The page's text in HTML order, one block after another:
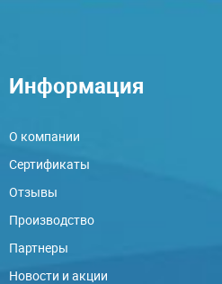
Информация
О компании
Сертификаты
Отзывы
Производство
Партнеры
Новости и акции